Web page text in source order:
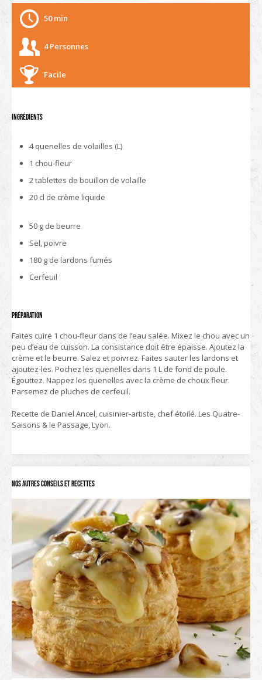
50 min
4 Personnes
Facile
Ingrédients
4 quenelles de volailles (L)
1 chou-fleur
2 tablettes de bouillon de volaille
20 cl de crème liquide
50 g de beurre
Sel, poivre
180 g de lardons fumés
Cerfeuil
Préparation
Faites cuire 1 chou-fleur dans de l’eau salée. Mixez le chou avec un
peu d’eau de cuisson. La consistance doit être épaisse. Ajoutez la
crème et le beurre. Salez et poivrez. Faites sauter les lardons et
ajoutez-les. Pochez les quenelles dans 1 L de fond de poule.
Égouttez. Nappez les quenelles avec la crème de choux fleur.
Parsemez de pluches de cerfeuil.
Recette de Daniel Ancel, cuisinier-artiste, chef étoilé. Les Quatre-
Saisons & le Passage, Lyon.
Nos autres conseils et recettes